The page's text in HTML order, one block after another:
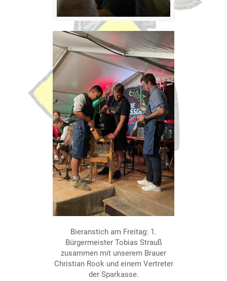
Bieranstich am Freitag: 1.
Bürgermeister Tobias Strauß
zusammen mit unserem Brauer
Christian Rook und einem Vertreter
der Sparkasse.